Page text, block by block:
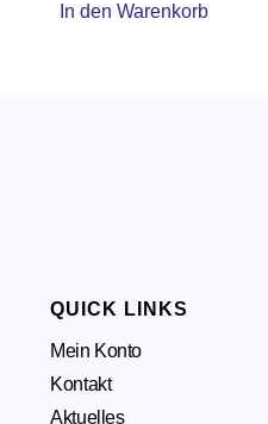
In den Warenkorb
QUICK LINKS
Mein Konto
Kontakt
Aktuelles